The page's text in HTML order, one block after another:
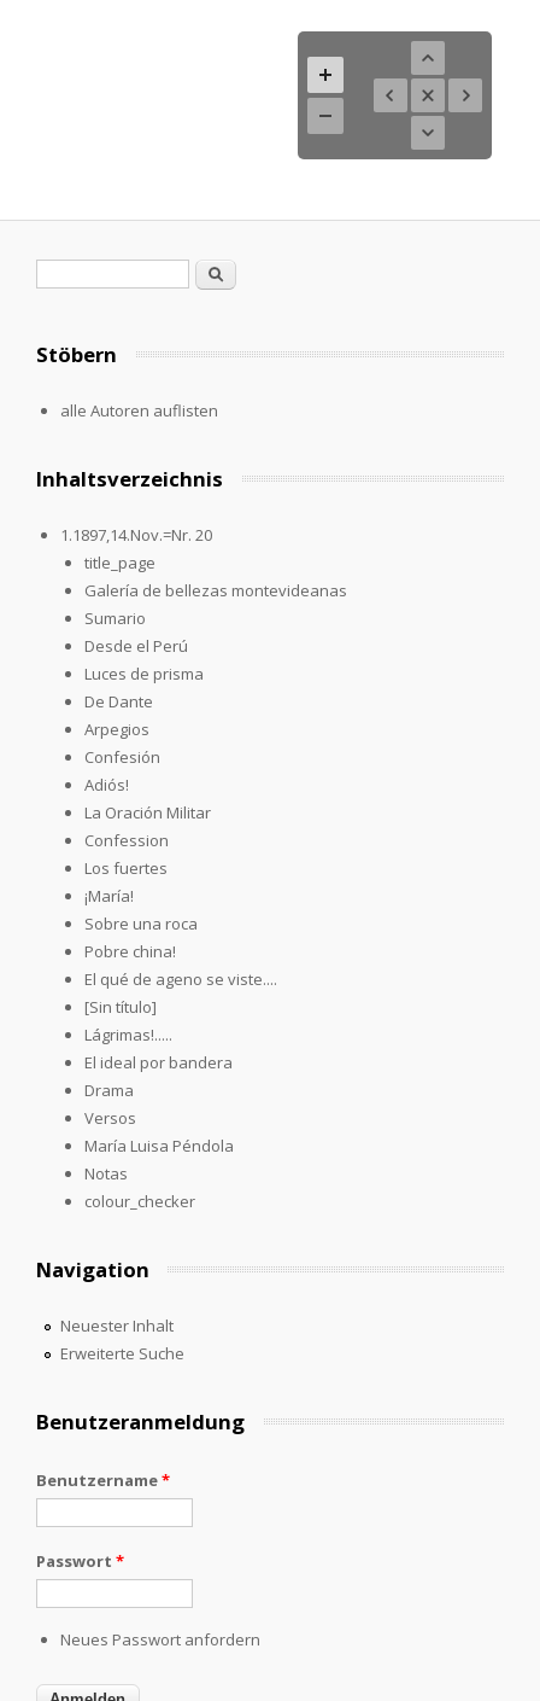
Suche
Stöbern
alle Autoren auflisten
Inhaltsverzeichnis
1.1897,14.Nov.=Nr. 20
title_page
Galería de bellezas montevideanas
Sumario
Desde el Perú
Luces de prisma
De Dante
Arpegios
Confesión
Adiós!
La Oración Militar
Confession
Los fuertes
¡María!
Sobre una roca
Pobre china!
El qué de ageno se viste....
[Sin título]
Lágrimas!.....
El ideal por bandera
Drama
Versos
María Luisa Péndola
Notas
colour_checker
Navigation
Neuester Inhalt
Erweiterte Suche
Benutzeranmeldung
Benutzername*
Passwort *
Neues Passwort anfordern